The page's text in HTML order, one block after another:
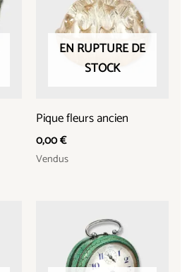
EN RUPTURE DE
STOCK
Pique fleurs ancien
0,00€
Vendus